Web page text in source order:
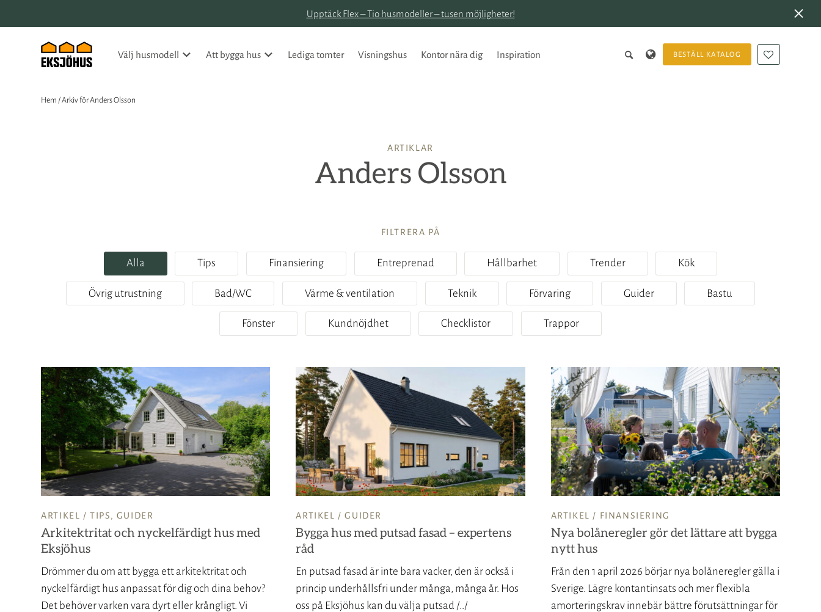
Upptäck Flex – Tio husmodeller – tusen möjligheter!
Välj husmodell Att bygga hus Lediga tomter Visningshus Kontor nära dig Inspiration BESTÄLL KATALOG
Hem /Arkiv för Anders Olsson
Anders Olsson
ARTIKLAR
FILTRERA PÅ
Alla Tips Finansiering Entreprenad Hållbarhet Trender Kök
Övrig utrustning Bad/WC Värme & ventilation Teknik Förvaring Guider Bastu
Fönster Kundnöjdhet Checklistor Trappor
ARTIKEL /TIPS GUIDER
Arkitektritat och nyckelfärdigt hus med
Eksjöhus
Drömmer du om att bygga ett arkitektritat och
nyckelfärdigt hus anpassat för dig och dina behov?
Det behöver varken vara dyrt eller krångligt. Vi
ARTIKEL /GUIDER
Bygga hus med putsad fasad – expertens
råd
En putsad fasad är inte bara vacker, den är också i
princip underhållsfri under många, många år. Hos
oss på Eksjöhus kan du välja putsad /../
ARTIKEL / FINANSIERING
Nya bolåneregler gör det lättare att bygga
nytt hus
Från den 1 april 2026 börjar nya bolåneregler gälla i
Sverige. Lägre kontantinsats och mer flexibla
amorteringskrav innebär bättre förutsättningar för